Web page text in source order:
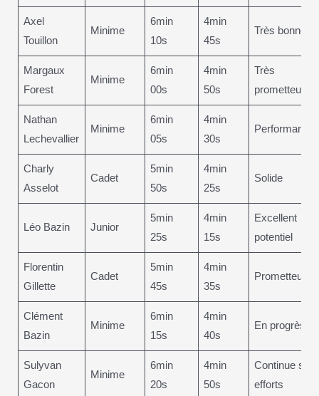
Axel
Touillon
Minime
6min
10s
4min
45s
Très bonne
Margaux
Forest
Minime
6min
00s
4min
50s
Très
prometteuse
Nathan
Lechevallier
Minime
6min
05s
4min
30s
Performante
Charly
Asselot
Cadet
5min
50s
4min
25s
Solide
Léo Bazin Junior
5min
25s
4min
15s
Excellent
potentiel
Florentin
Gillette
Cadet
5min
45s
4min
35s
Prometteur
Clément
Bazin
Minime
6min
15s
4min
40s
En progrès
Sulyvan
Gacon
Minime
6min
20s
4min
50s
Continue ses
efforts